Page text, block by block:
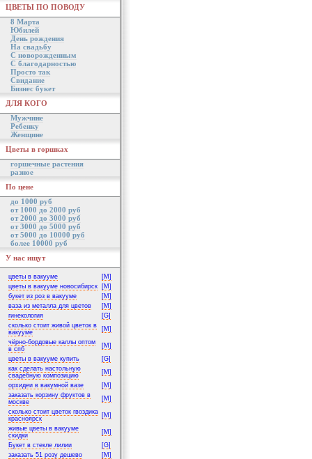
ЦВЕТЫ ПО ПОВОДУ
8 Марта
Юбилей
День рождения
На свадьбу
С новорожденным
С благодарностью
Просто так
Свидание
Бизнес букет
ДЛЯ КОГО
Мужчине
Ребенку
Женщине
Цветы в горшках
горшечные растения
разное
По цене
до 1000 руб
от 1000 до 2000 руб
от 2000 до 3000 руб
от 3000 до 5000 руб
от 5000 до 10000 руб
более 10000 руб
У нас ищут
цветы в вакууме
[M]
цветы в вакууме новосибирск
[M]
букет из роз в вакууме
[M]
ваза из металла для цветов
[M]
гинекология
[G]
сколько стоит живой цветок в
вакууме
[M]
чёрно-бордовые каллы оптом
в спб
[M]
цветы в вакууме купить
[G]
как сделать настольную
свадебную композицию
[M]
орхидеи в вакумной вазе
[M]
заказать корзину фруктов в
москве
[M]
сколько стоит цветок гвоздика
красноярск
[M]
живые цветы в вакууме
скидки
[M]
Букет в стекле лилии
[G]
заказать 51 розу дешево
[M]